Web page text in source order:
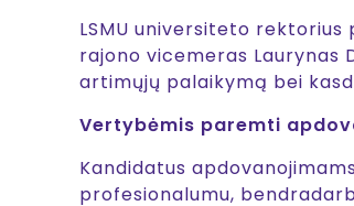
LSMU universiteto
rajono vicemeras Laurynas
artimųjų palaikymą bei
Vertybėmis paremti
Kandidatus
profesionalumu,